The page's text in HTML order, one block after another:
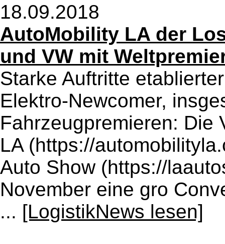
18.09.2018
AutoMobility LA der
und VW mit
Starke Auftritte
Elektro-Newcomer,
Fahrzeugpremieren: Die
LA (https://
Auto Show (https://
November eine gro
... [LogistikNews lesen]